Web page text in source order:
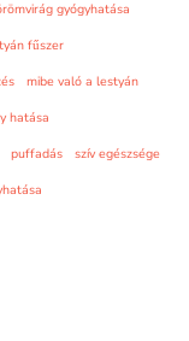
gyógyhatása
fűszer
mibe való a lestyán
hatása
puffadás
szív egészsége